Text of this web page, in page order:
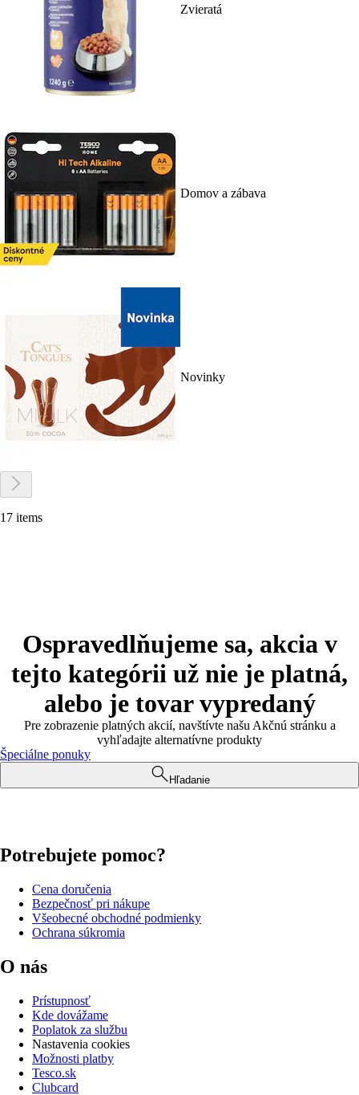
Zvieratá
Domov a zábava
Novinky
17 items
Ospravedlňujeme sa, akcia v
tejto kategórii už nie je platná,
alebo je tovar vypredaný
Pre zobrazenie platných akcií, navštívte našu Akčnú stránku a
vyhľadajte alternatívne produkty
Špeciálne ponuky
Hľadanie
Potrebujete pomoc?
Cena doručenia
Bezpečnosť pri nákupe
Všeobecné obchodné podmienky
Ochrana súkromia
O nás
Prístupnosť
Kde dovážame
Poplatok za službu
Nastavenia cookies
Možnosti platby
Tesco.sk
Clubcard